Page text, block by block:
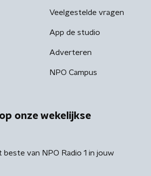
Veelgestelde vragen
App de studio
Adverteren
NPO Campus
onze wekelijkse
beste van NPO Radio 1 in jouw